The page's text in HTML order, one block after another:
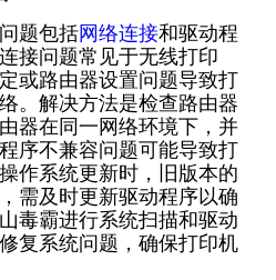
题包括网络连接和驱动程
接问题常见于无线打印
或路由器设置问题导致打
。解决方法是检查路由器
器在同一网络环境下，并
序不兼容问题可能导致打
作系统更新时，旧版本的
需及时更新驱动程序以确
毒霸进行系统扫描和驱动
复系统问题，确保打印机